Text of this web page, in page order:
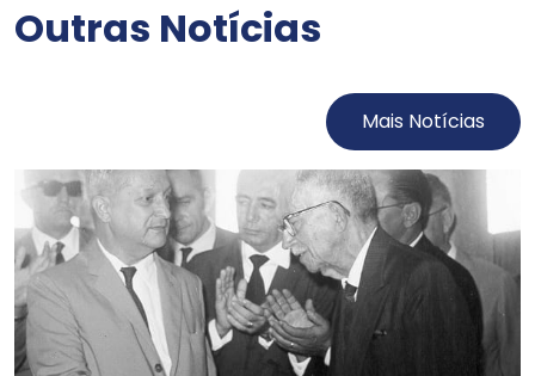
Outras Notícias
Mais Notícias